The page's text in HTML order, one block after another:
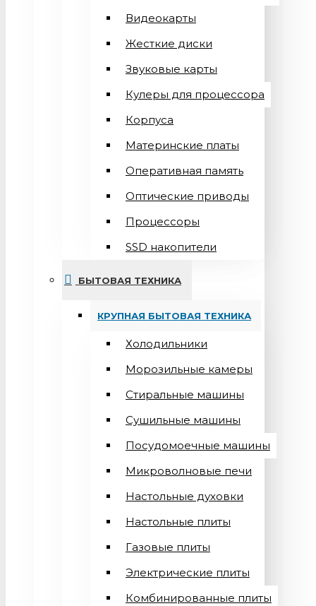
Видеокарты
Жесткие диски
Звуковые карты
Кулеры для процессора
Корпуса
Материнские платы
Оперативная память
Оптические приводы
Процессоры
SSD накопители
БЫТОВАЯ ТЕХНИКА
КРУПНАЯ БЫТОВАЯ ТЕХНИКА
Холодильники
Морозильные камеры
Стиральные машины
Сушильные машины
Посудомоечные машины
Микроволновые печи
Настольные духовки
Настольные плиты
Газовые плиты
Электрические плиты
Комбинированные плиты